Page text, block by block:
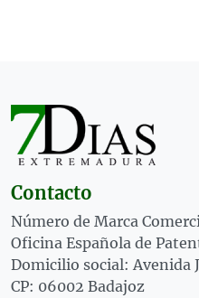
Contacto
Número de Marca
Oficina Española de
Domicilio social: Avenida
CP: 06002 Badajoz